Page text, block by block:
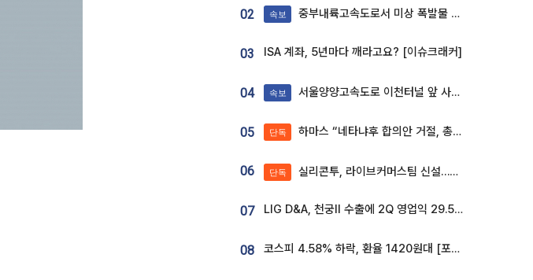
02 속보 중부내륙고속도로서 미상 폭발물 발견
03 ISA 계좌, 5년마다 깨라고요? [이슈크래커]
04 속보 서울양양고속도로 이천터널 앞 사고 발생
05 단독 하마스 “네타냐후 합의안 거절, 총선 앞두고 시간 끌기”
06 단독 실리콘투, 라이브커머스팀 신설…K뷰티 ‘글로벌 판매망’ 확대[K뷰티 라방戰]
07 LIG D&A, 천궁Ⅱ 수출에 2Q 영업익 29.5%↑…수주잔고 24.6조 [종합]
08 코스피 4.58% 하락, 환율 1420원대 [포토]